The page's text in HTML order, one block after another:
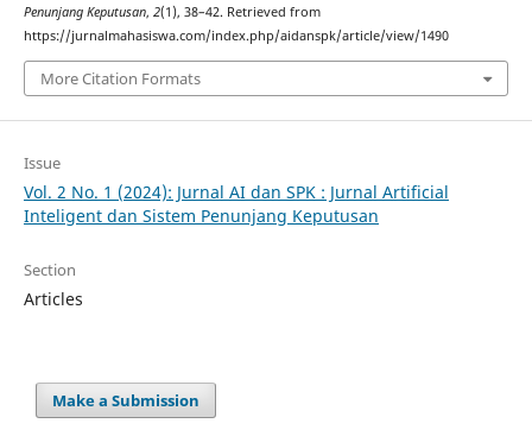
Penunjang Keputusan, 2(1), 38–42. Retrieved from
https://jurnalmahasiswa.com/index.php/aidanspk/article/view/1490
More Citation Formats
Issue
Vol. 2 No. 1 (2024): Jurnal AI dan SPK : Jurnal Artificial
Inteligent dan Sistem Penunjang Keputusan
Section
Articles
Make a Submission